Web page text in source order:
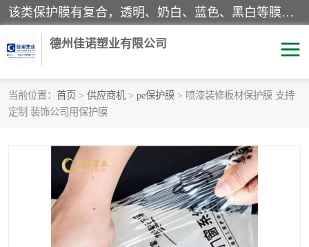
该类保护膜有复合，透明、奶白、蓝色、黑白等膜型。特高粘，高粘，中高粘，中粘，中低粘，低粘等。对于不同的粘力要求有相应的产品相适配。无胶渍残留污染。在较宽的收卷幅度下平整无皱纹，收卷长度大，利于机械化及自动化施工粘贴。为您的产品提供的表面保护解决方案。 产品广泛适用于：铝材、不锈钢、金属、塑料、电子、家电、家具、玻璃、化工材料、装饰材料等。
德州佳诺塑业有限公司
当前位置： 首页 > 供应商机 > pe保护膜 > 喷漆装修板材保护膜 支持
定制 装饰公司用保护膜
pe保护膜
地毯保护膜 家具保护膜
拉伸缠绕膜 透明保护膜
黑白保护膜 乳白保护膜